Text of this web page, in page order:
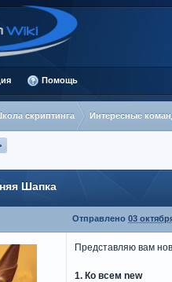
Помощь
скриптинга Интересные
Шапка
Отправлено03
Представляю вам
1. Ко всем new